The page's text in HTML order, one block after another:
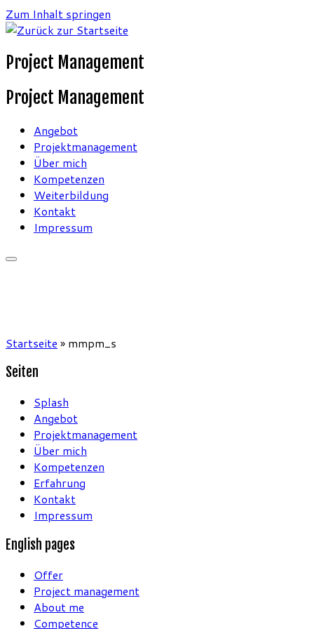
Zum Inhalt springen
Project Management
Project Management
Angebot
Projektmanagement
Über mich
Kompetenzen
Weiterbildung
Kontakt
Impressum
Startseite » mmpm_s
Seiten
Splash
Angebot
Projektmanagement
Über mich
Kompetenzen
Erfahrung
Kontakt
Impressum
English pages
Offer
Project management
About me
Competence